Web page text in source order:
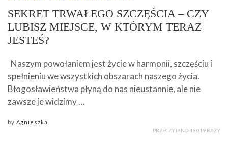
SEKRET TRWAŁEGO SZCZĘŚCIA – CZY
LUBISZ MIEJSCE, W KTÓRYM TERAZ
JESTEŚ?
Naszym powołaniem jest życie w harmonii, szczęściu i
spełnieniu we wszystkich obszarach naszego życia.
Błogosławieństwa płyną do nas nieustannie, ale nie
zawsze je widzimy …
by Agnieszka
PRZECZYTANO 49 019 RAZY